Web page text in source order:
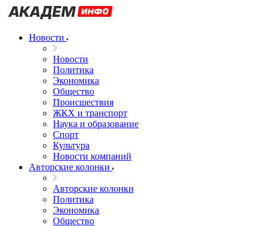
Новости
Новости
Политика
Экономика
Общество
Происшествия
ЖКХ и транспорт
Наука и образование
Спорт
Культура
Новости компаний
Авторские колонки
Авторские колонки
Политика
Экономика
Общество